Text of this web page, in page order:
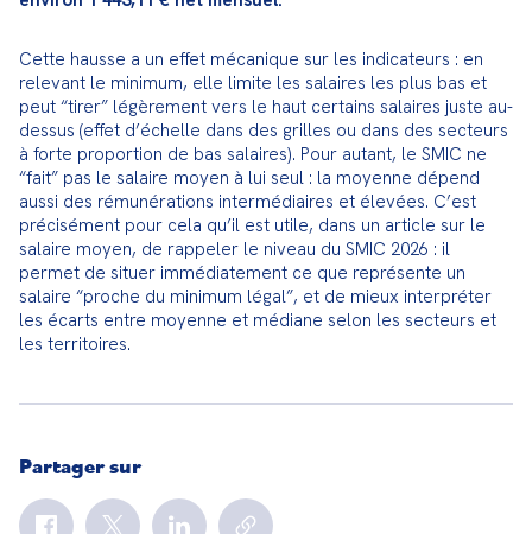
Cette hausse a un effet mécanique sur les indicateurs : en
relevant le minimum, elle limite les salaires les plus bas et
peut “tirer” légèrement vers le haut certains salaires juste au-
dessus (effet d’échelle dans des grilles ou dans des secteurs
à forte proportion de bas salaires). Pour autant, le SMIC ne
“fait” pas le salaire moyen à lui seul : la moyenne dépend
aussi des rémunérations intermédiaires et élevées. C’est
précisément pour cela qu’il est utile, dans un article sur le
salaire moyen, de rappeler le niveau du SMIC 2026 : il
permet de situer immédiatement ce que représente un
salaire “proche du minimum légal”, et de mieux interpréter
les écarts entre moyenne et médiane selon les secteurs et
les territoires.
Partager sur